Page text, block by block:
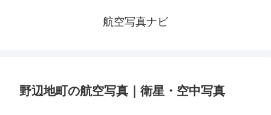
航空写真ナビ
野辺地町の航空写真｜衛星・空中写真